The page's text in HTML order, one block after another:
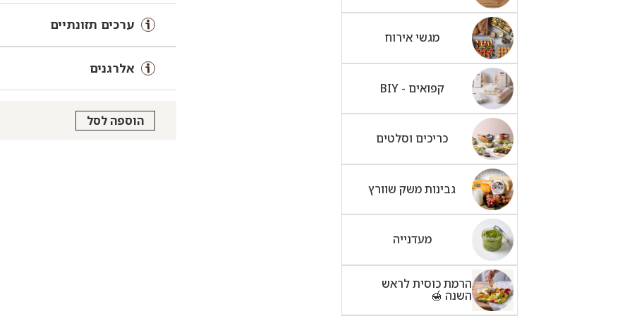
מגשי אירוח
קפואים - BIY
כריכים וסלטים
גבינות משק שוורץ
מעדנייה
הרמת כוסית לראש
השנה 🍯
ערכים תזונתיים
אלרגנים
הוספה לסל